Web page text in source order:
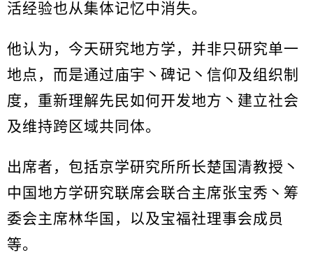
活经验也从集体记忆中消失。
他认为，今天研究地方学，并非只研究单一
地点，而是通过庙宇丶碑记丶信仰及组织制
度，重新理解先民如何开发地方丶建立社会
及维持跨区域共同体。
出席者，包括京学研究所所长楚国清教授丶
中国地方学研究联席会联合主席张宝秀丶筹
委会主席林华国，以及宝福社理事会成员
等。